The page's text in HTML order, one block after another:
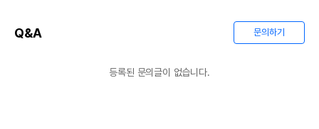
Q&A 문의하기
등록된 문의글이 없습니다.